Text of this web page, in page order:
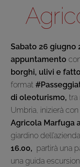
Sabato 26 giugno
appuntamento
borghi, ulivi e
format
di oleoturismo,tra
Umbria, inizierà
Agricola Marfuga
giardino
16.00, partirà una
una guida